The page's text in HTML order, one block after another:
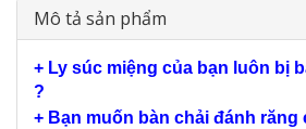
Mô tả sản phẩm
+ Ly súc miệng của bạn luôn bị
?
+ Bạn muốn bàn chải đánh răng